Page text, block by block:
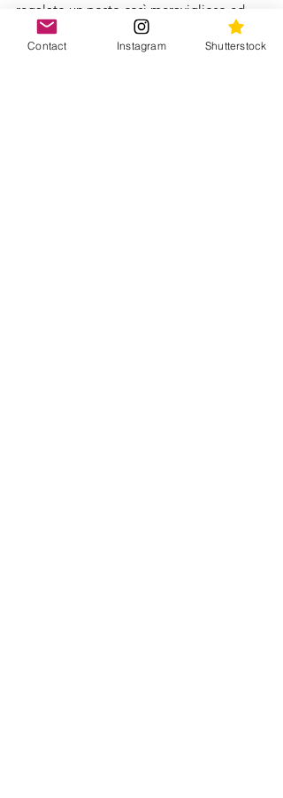
regalato un posto così meraviglioso ed
unico!
Contact Instagram Shutterstock